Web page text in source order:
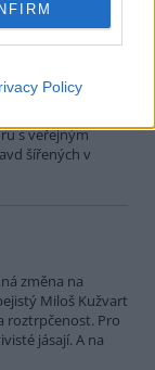
Policy
do
s veřejným
šířených v
změna na
Miloš Kužvart
roztrpčenost. Pro
jásají. A na